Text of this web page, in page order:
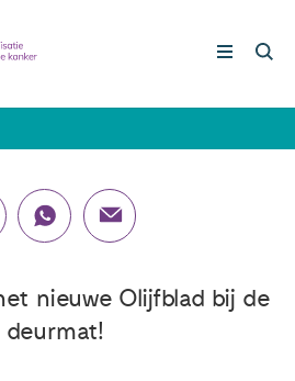
kankers
nieuwe Olijfblad bij de
deurmat!